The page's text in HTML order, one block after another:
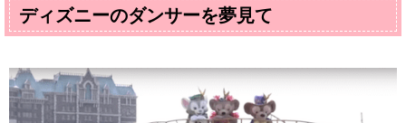
ディズニーのダンサーを夢見て